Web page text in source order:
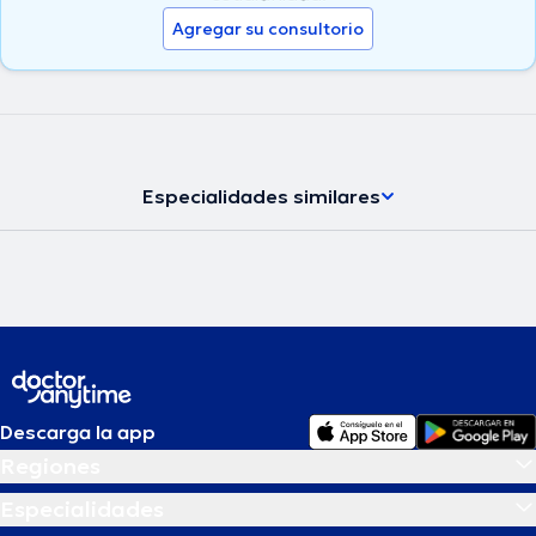
Agregar su consultorio
Especialidades similares
Descarga la app